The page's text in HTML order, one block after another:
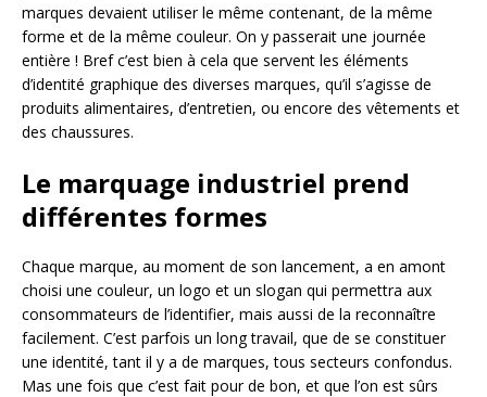
marques devaient utiliser le même contenant, de la même
forme et de la même couleur. On y passerait une journée
entière ! Bref c’est bien à cela que servent les éléments
d’identité graphique des diverses marques, qu’il s’agisse de
produits alimentaires, d’entretien, ou encore des vêtements et
des chaussures.
Le marquage industriel prend
différentes formes
Chaque marque, au moment de son lancement, a en amont
choisi une couleur, un logo et un slogan qui permettra aux
consommateurs de l’identifier, mais aussi de la reconnaître
facilement. C’est parfois un long travail, que de se constituer
une identité, tant il y a de marques, tous secteurs confondus.
Mas une fois que c’est fait pour de bon, et que l’on est sûrs